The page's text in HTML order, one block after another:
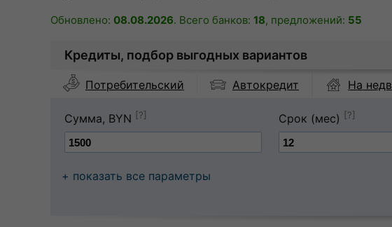
Обновлено: 08.08.2026. Всего банков: 18, предложений: 55
Кредиты, подбор выгодных вариантов
Потребительский Автокредит На
Сумма, BYN [?] Срок (мес) [?]
+ показать все параметры